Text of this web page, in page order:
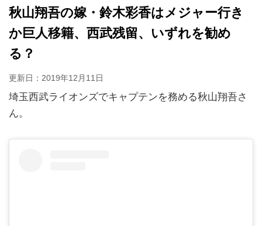
秋山翔吾の嫁・鈴木彩香はメジャー行き
か巨人移籍、西武残留、いずれを勧め
る？
更新日： 2019年12月11日
埼玉西武ライオンズでキャプテンを務める秋山翔吾さ
ん。